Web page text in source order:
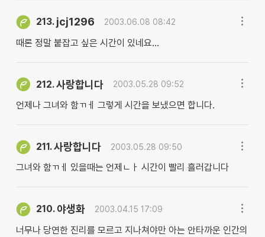
213. jcj1296 2003.06.08 08:42
때론 정말 붙잡고 싶은 시간이 있네요...
212.사랑합니다 2003.05.28 09:52
언제나 그녀와 함ㄲㅔ 그렇게 시간을 보냈으면 합니다.
211.사랑합니다 2003.05.28 09:50
그녀와 함ㄲㅔ 있을때는 언제ㄴㅏ 시간이 빨리 흘러갑니다
210. 야생화 2003.04.15 17:09
너무나 당연한 진리를 모르고 지나쳐야만 아는 안타까운 인간의